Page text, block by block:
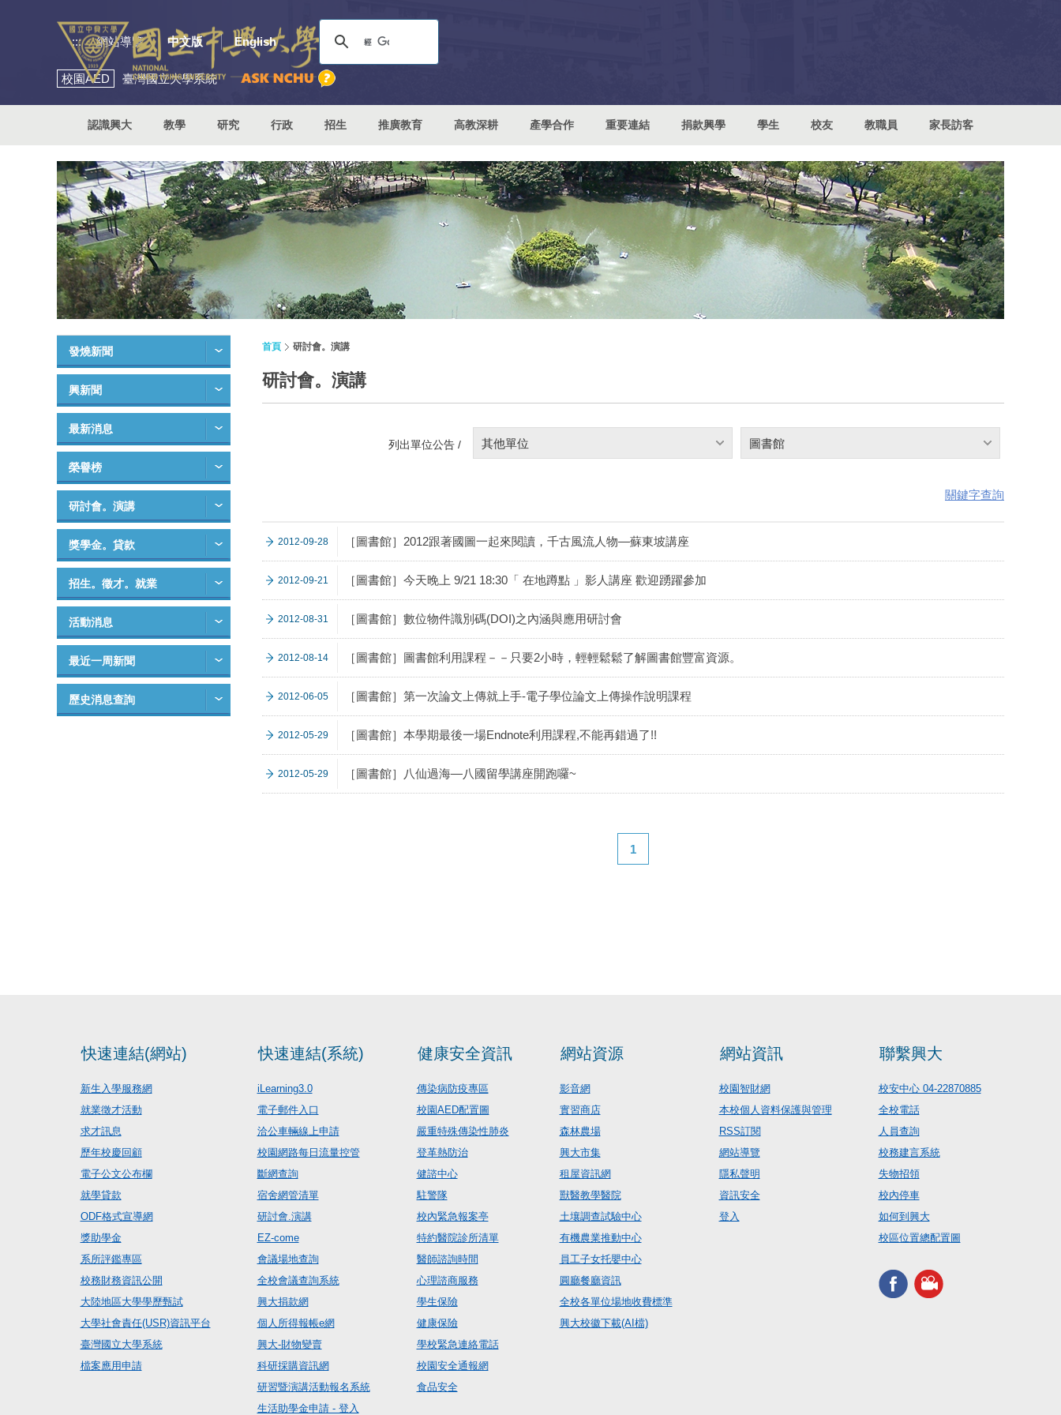
::: 網站導覽 中文版 English
校園AED 臺灣國立大學系統
認識興大 教學 研究 行政 招生 推廣教育 高教深耕 產學合作 重要連結 捐款興學 學生 校友 教職員 家長訪客
發燒新聞
興新聞
最新消息
榮譽榜
研討會。演講
獎學金。貸款
招生。徵才。就業
活動消息
最近一周新聞
歷史消息查詢
首頁 研討會。演講
研討會。演講
列出單位公告 / 其他單位 圖書館
關鍵字查詢
2012-09-28 ［圖書館］2012跟著國圖一起來閱讀，千古風流人物—蘇東坡講座
2012-09-21 ［圖書館］今天晚上 9/21 18:30「 在地蹲點 」影人講座 歡迎踴躍參加
2012-08-31 ［圖書館］數位物件識別碼(DOI)之內涵與應用研討會
2012-08-14 ［圖書館］圖書館利用課程－－只要2小時，輕輕鬆鬆了解圖書館豐富資源。
2012-06-05 ［圖書館］第一次論文上傳就上手-電子學位論文上傳操作說明課程
2012-05-29 ［圖書館］本學期最後一場Endnote利用課程,不能再錯過了!!
2012-05-29 ［圖書館］八仙過海—八國留學講座開跑囉~
1
快速連結(網站)
新生入學服務網
就業徵才活動
求才訊息
歷年校慶回顧
電子公文公布欄
就學貸款
ODF格式宣導網
獎助學金
系所評鑑專區
校務財務資訊公開
大陸地區大學學歷甄試
大學社會責任(USR)資訊平台
臺灣國立大學系統
檔案應用申請
快速連結(系統)
iLearning3.0
電子郵件入口
洽公車輛線上申請
校園網路每日流量控管
斷網查詢
宿舍網管清單
研討會.演講
EZ-come
會議場地查詢
全校會議查詢系統
興大捐款網
個人所得報帳e網
興大-財物變賣
科研採購資訊網
研習暨演講活動報名系統
生活助學金申請 - 登入
健康安全資訊
傳染病防疫專區
校園AED配置圖
嚴重特殊傳染性肺炎
登革熱防治
健諮中心
駐警隊
校內緊急報案亭
特約醫院診所清單
醫師諮詢時間
心理諮商服務
學生保險
健康保險
學校緊急連絡電話
校園安全通報網
食品安全
網站資源
影音網
實習商店
森林農場
興大市集
租屋資訊網
獸醫教學醫院
土壤調查試驗中心
有機農業推動中心
員工子女托嬰中心
圓廳餐廳資訊
全校各單位場地收費標準
興大校徽下載(AI檔)
網站資訊
校園智財網
本校個人資料保護與管理
RSS訂閱
網站導覽
隱私聲明
資訊安全
登入
聯繫興大
校安中心 04-22870885
全校電話
人員查詢
校務建言系統
失物招領
校內停車
如何到興大
校區位置總配置圖